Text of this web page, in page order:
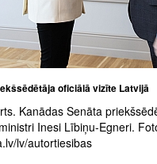
oficiālā vizīte Latvijā
Kanādas Senāta
Inesi Lībiņu-Egneri.
lv/autortiesibas